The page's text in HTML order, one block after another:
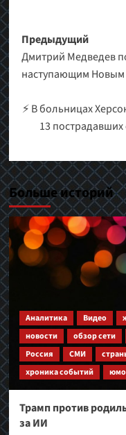
Навигация
записи
Предыдущий
Дмитрий Медведев
наступающим Новым
⚡️ В больницах
13
Больше историй
Аналитика Видео
новости
обзор сети
Россия
СМИ
хроника событий
Трамп против
за ИИ